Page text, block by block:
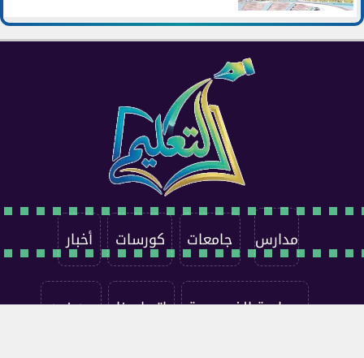
مدارس جامعات كورسات أخبار
سياسة الخصوصية اتصل بنا من نحن